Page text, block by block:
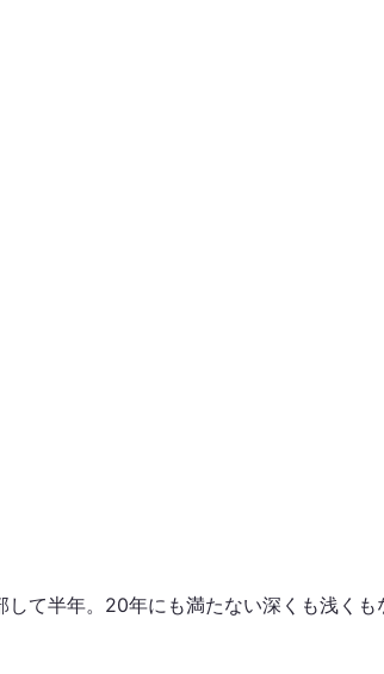
て半年。20年にも満たない深くも浅くも